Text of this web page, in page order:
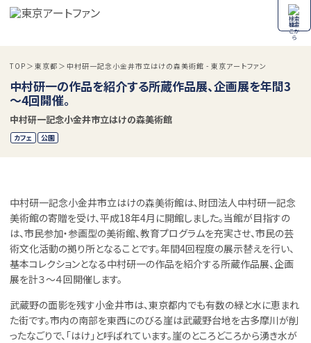
検索
TOP 東京都 中村研一記念小金井市立はけの森美術館 - 東京アートファン
中村研一の作品を紹介する所蔵作品展、企画展を年間3
～4回開催。
中村研一記念小金井市立はけの森美術館
カフェ 公園
中村研一記念小金井市立はけの森美術館は、財団法人中村研一記念
美術館の寄贈を受け、平成18年4月に開館しました。当館が目指すの
は、市民参加・参画型の美術館、教育プログラムを充実させ、市民の芸
術文化活動の拠り所となることです。年間4回程度の展示替えを行い、
基本コレクションとなる中村研一の作品を紹介する所蔵作品展、企画
展を計３～４回開催します。
武蔵野の面影を残す小金井市は、東京都内でも有数の緑と水に恵まれ
た街です。市内の南部を東西にのびる崖は武蔵野台地を古多摩川が削
ったなごりで、「はけ」と呼ばれています。崖のところどころから湧き水が